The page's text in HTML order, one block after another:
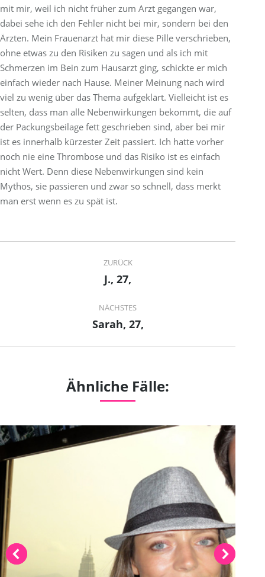
mit mir, weil ich nicht früher zum Arzt gegangen war,
dabei sehe ich den Fehler nicht bei mir, sondern bei den
Ärzten. Mein Frauenarzt hat mir diese Pille verschrieben,
ohne etwas zu den Risiken zu sagen und als ich mit
Schmerzen im Bein zum Hausarzt ging, schickte er mich
einfach wieder nach Hause. Meiner Meinung nach wird
viel zu wenig über das Thema aufgeklärt. Vielleicht ist es
selten, dass man alle Nebenwirkungen bekommt, die auf
der Packungsbeilage fett geschrieben sind, aber bei mir
ist es innerhalb kürzester Zeit passiert. Ich hatte vorher
noch nie eine Thrombose und das Risiko ist es einfach
nicht Wert. Denn diese Nebenwirkungen sind kein
Mythos, sie passieren und zwar so schnell, dass merkt
man erst wenn es zu spät ist.
navigation
ZURÜCK
Previous
J., 27,
NÄCHSTES
Next
Sarah, 27,
Ähnliche Fälle: